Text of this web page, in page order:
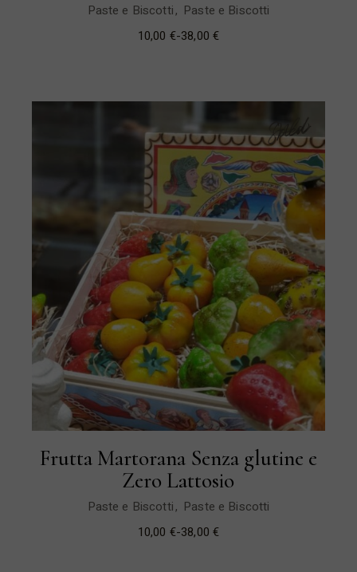
Paste e Biscotti
Paste e Biscotti
10,00 €-38,00 €
Sold
New
Frutta Martorana Senza glutine e
Zero Lattosio
Paste e Biscotti
Paste e Biscotti
10,00 €-38,00 €